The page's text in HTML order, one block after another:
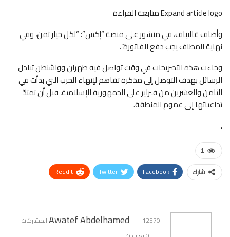
Expand article logo متابعة القراءة
وأضاف قاليباف، في منشور على منصة “إكس”: “لكل خيار ثمن، وفي
نهاية المطاف يجب دفع الفاتورة”.
وجاءت هذه التصريحات في وقت تواصل فيه طهران وواشنطن تبادل
الرسائل بهدف التوصل إلى مذكرة تفاهم لإنهاء الحرب التي بدأت في
الثامن والعشرين من فبراير على الجمهورية الإسلامية، قبل أن تمتدّ
تداعياتها إلى عموم المنطقة.
.
1
شارك Facebook
Twitter
ReddIt
Awatef Abdelhamed
12570 المشاركات